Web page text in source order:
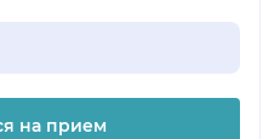
на прием